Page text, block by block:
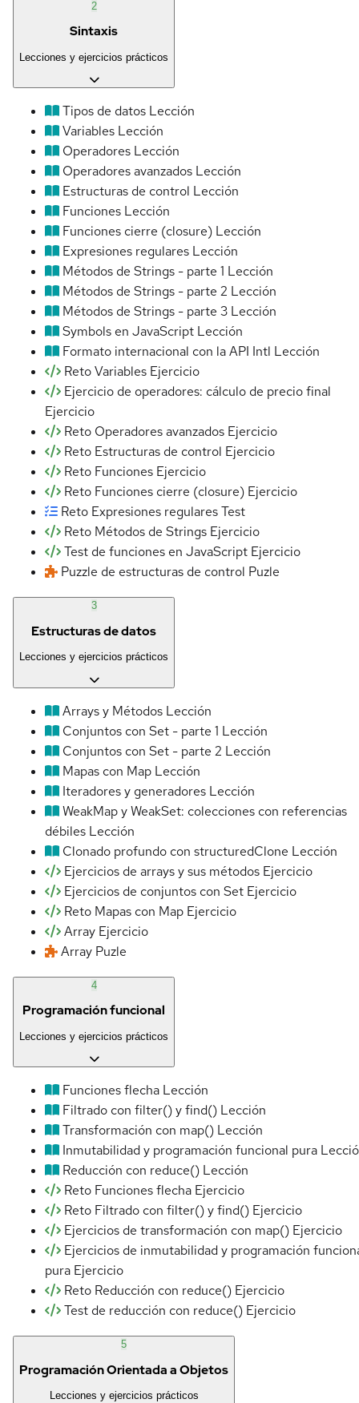
2
Sintaxis
Lecciones y ejercicios prácticos
Tipos de datos Lección
Variables Lección
Operadores Lección
Operadores avanzados Lección
Estructuras de control Lección
Funciones Lección
Funciones cierre (closure) Lección
Expresiones regulares Lección
Métodos de Strings - parte 1 Lección
Métodos de Strings - parte 2 Lección
Métodos de Strings - parte 3 Lección
Symbols en JavaScript Lección
Formato internacional con la API Intl Lección
Reto Variables Ejercicio
Ejercicio de operadores: cálculo de precio final
Ejercicio
Reto Operadores avanzados Ejercicio
Reto Estructuras de control Ejercicio
Reto Funciones Ejercicio
Reto Funciones cierre (closure) Ejercicio
Reto Expresiones regularesTest
Reto Métodos de Strings Ejercicio
Test de funciones en JavaScript Ejercicio
Puzzle de estructuras de control Puzle
3
Estructuras de datos
Lecciones y ejercicios prácticos
Arrays y Métodos Lección
Conjuntos con Set - parte 1 Lección
Conjuntos con Set - parte 2 Lección
Mapas con Map Lección
Iteradores y generadores Lección
WeakMap y WeakSet: colecciones con referencias
débiles Lección
Clonado profundo con structuredClone Lección
Ejercicios de arrays y sus métodos Ejercicio
Ejercicios de conjuntos con Set Ejercicio
Reto Mapas con Map Ejercicio
Array Ejercicio
Array Puzle
4
Programación funcional
Lecciones y ejercicios prácticos
Funciones flecha Lección
Filtrado con filter() y find() Lección
Transformación con map() Lección
Inmutabilidad y programación funcional pura
Reducción con reduce() Lección
Reto Funciones flecha Ejercicio
Reto Filtrado con filter() y find() Ejercicio
Ejercicios de transformación con map() Ejercicio
Ejercicios de inmutabilidad y programación
pura Ejercicio
Reto Reducción con reduce() Ejercicio
Test de reducción con reduce() Ejercicio
5
Programación Orientada a Objetos
Lecciones y ejercicios prácticos